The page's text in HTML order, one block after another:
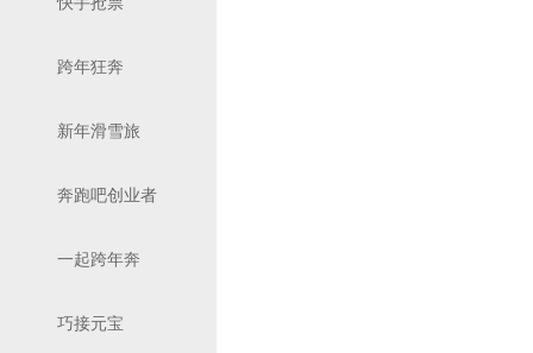
跨年狂奔
新年滑雪旅
奔跑吧创业者
一起跨年奔
巧接元宝